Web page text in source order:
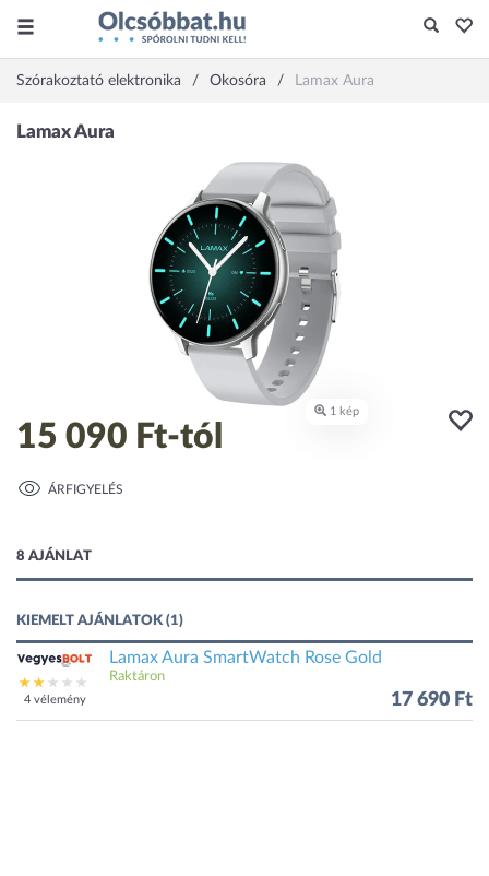
Szórakoztató elektronika Okosóra Lamax Aura
15 090 Ft-tól
ÁRFIGYELÉS
8 AJÁNLAT
KIEMELT AJÁNLATOK (1)
4 vélemény
Lamax Aura SmartWatch Rose Gold
Raktáron
17 690 Ft